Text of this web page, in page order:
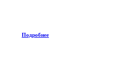
Подробнее